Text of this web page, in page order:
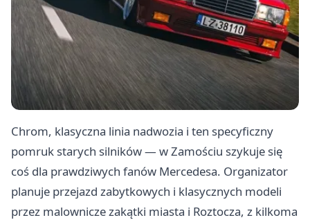
Chrom, klasyczna linia nadwozia i ten specyficzny
pomruk starych silników — w Zamościu szykuje się
coś dla prawdziwych fanów Mercedesa. Organizator
planuje przejazd zabytkowych i klasycznych modeli
przez malownicze zakątki miasta i Roztocza, z kilkoma